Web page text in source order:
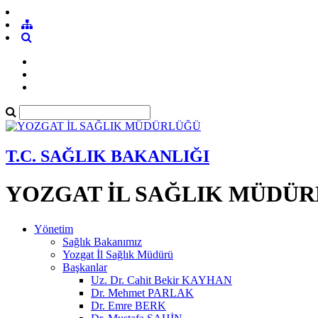
T.C. SAĞLIK BAKANLIĞI
YOZGAT İL SAĞLIK
Yönetim
Sağlık Bakanımız
Yozgat İl Sağlık Müdürü
Başkanlar
Uz. Dr. Cahit Bekir KAYHAN
Dr. Mehmet PARLAK
Dr. Emre BERK